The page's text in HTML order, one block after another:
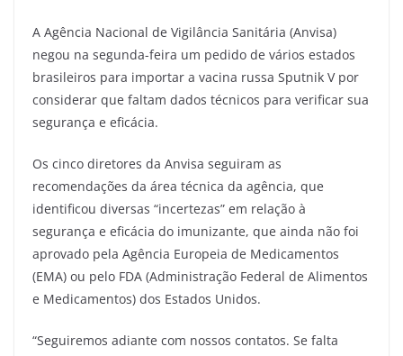
A Agência Nacional de Vigilância Sanitária (Anvisa)
negou na segunda-feira um pedido de vários estados
brasileiros para importar a vacina russa Sputnik V por
considerar que faltam dados técnicos para verificar sua
segurança e eficácia.
Os cinco diretores da Anvisa seguiram as
recomendações da área técnica da agência, que
identificou diversas “incertezas” em relação à
segurança e eficácia do imunizante, que ainda não foi
aprovado pela Agência Europeia de Medicamentos
(EMA) ou pelo FDA (Administração Federal de Alimentos
e Medicamentos) dos Estados Unidos.
“Seguiremos adiante com nossos contatos. Se falta